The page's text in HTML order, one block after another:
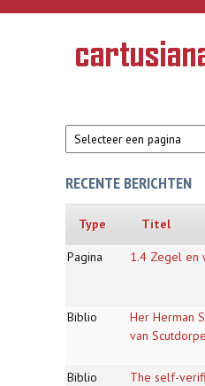
Overslaan en naar de inhoud gaan
Geschiedenis
van de
RECENTE BERICHTEN
Type Titel
Pagina 1.4 Zegel en
Biblio
Her Herman
van Scutdorpe
Biblio
The self-